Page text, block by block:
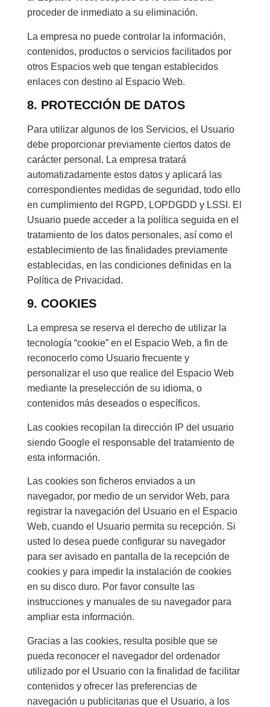
proceder de inmediato a su eliminación.
La empresa no puede controlar la información,
contenidos, productos o servicios facilitados por
otros Espacios web que tengan establecidos
enlaces con destino al Espacio Web.
8. PROTECCIÓN DE DATOS
Para utilizar algunos de los Servicios, el Usuario
debe proporcionar previamente ciertos datos de
carácter personal. La empresa tratará
automatizadamente estos datos y aplicará las
correspondientes medidas de seguridad, todo ello
en cumplimiento del RGPD, LOPDGDD y LSSI. El
Usuario puede acceder a la política seguida en el
tratamiento de los datos personales, así como el
establecimiento de las finalidades previamente
establecidas, en las condiciones definidas en la
Política de Privacidad.
9. COOKIES
La empresa se reserva el derecho de utilizar la
tecnología “cookie” en el Espacio Web, a fin de
reconocerlo como Usuario frecuente y
personalizar el uso que realice del Espacio Web
mediante la preselección de su idioma, o
contenidos más deseados o específicos.
Las cookies recopilan la dirección IP del usuario
siendo Google el responsable del tratamiento de
esta información.
Las cookies son ficheros enviados a un
navegador, por medio de un servidor Web, para
registrar la navegación del Usuario en el Espacio
Web, cuando el Usuario permita su recepción. Si
usted lo desea puede configurar su navegador
para ser avisado en pantalla de la recepción de
cookies y para impedir la instalación de cookies
en su disco duro. Por favor consulte las
instrucciones y manuales de su navegador para
ampliar esta información.
Gracias a las cookies, resulta posible que se
pueda reconocer el navegador del ordenador
utilizado por el Usuario con la finalidad de facilitar
contenidos y ofrecer las preferencias de
navegación u publicitarias que el Usuario, a los